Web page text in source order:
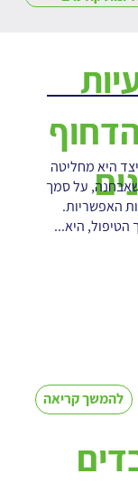
היא מחליטה
על סמך
האפשריות.
היא...
להמשך קריאה